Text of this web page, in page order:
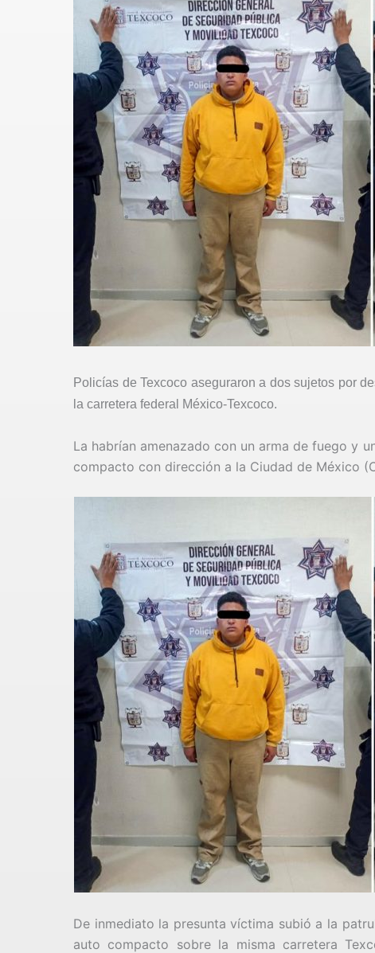
Policías de Texcoco aseguraron a dos sujetos por
la carretera federal México-Texcoco.
La habrían amenazado con un arma de fuego y
compacto con dirección a la Ciudad de México
De inmediato la presunta víctima subió a la
auto compacto sobre la misma carretera